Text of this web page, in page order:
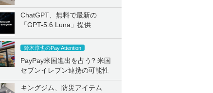
ChatGPT、無料で最新の
「GPT-5.6 Luna」提供
鈴木淳也のPay Attention
PayPay米国進出を占う? 米国
セブンイレブン連携の可能性
キングジム、防災アイテム